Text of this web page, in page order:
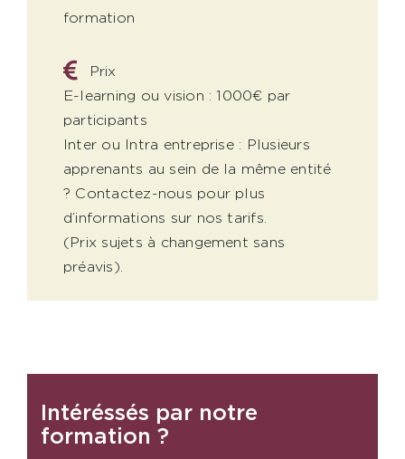
formation
Prix
E-learning ou vision : 1000€ par
participants
Inter ou Intra entreprise : Plusieurs
apprenants au sein de la même entité
? Contactez-nous pour plus
d’informations sur nos tarifs.
(Prix sujets à changement sans
préavis).
Intéréssés par notre
formation ?